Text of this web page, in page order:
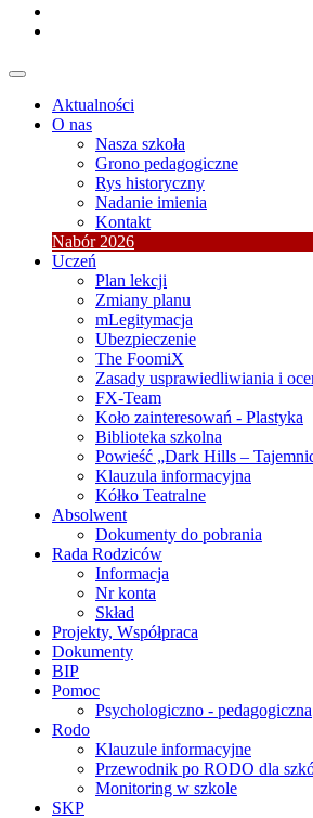
Aktualności
O nas
Nasza szkoła
Grono pedagogiczne
Rys historyczny
Nadanie imienia
Kontakt
Nabór 2026
Uczeń
Plan lekcji
Zmiany planu
mLegitymacja
Ubezpieczenie
The FoomiX
Zasady usprawiedliwiania i
FX-Team
Koło zainteresowań - Plastyka
Biblioteka szkolna
Powieść „Dark Hills –
Klauzula informacyjna
Kółko Teatralne
Absolwent
Dokumenty do pobrania
Rada Rodziców
Informacja
Nr konta
Skład
Projekty, Współpraca
Dokumenty
BIP
Pomoc
Psychologiczno - pedagogiczna
Rodo
Klauzule informacyjne
Przewodnik po RODO dla
Monitoring w szkole
SKP